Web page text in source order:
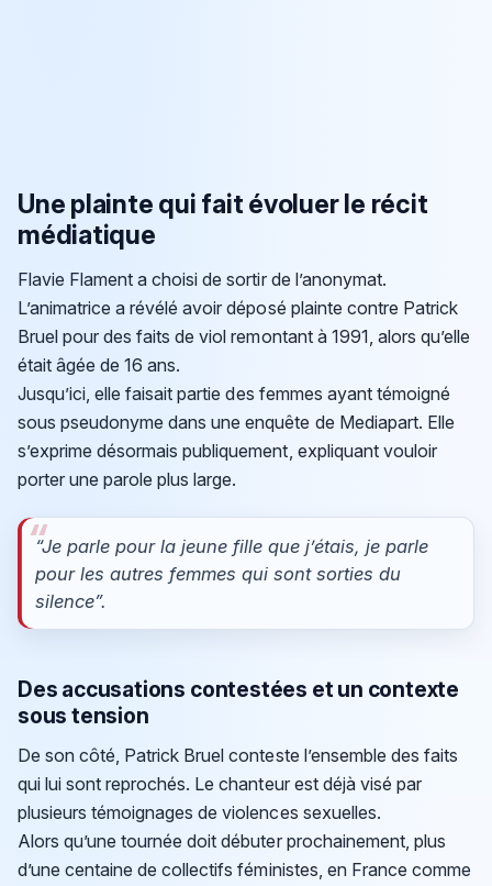
Une plainte qui fait évoluer le récit
médiatique
Flavie Flament a choisi de sortir de l’anonymat.
L’animatrice a révélé avoir déposé plainte contre Patrick
Bruel pour des faits de viol remontant à 1991, alors qu’elle
était âgée de 16 ans.
Jusqu’ici, elle faisait partie des femmes ayant témoigné
sous pseudonyme dans une enquête de Mediapart. Elle
s’exprime désormais publiquement, expliquant vouloir
porter une parole plus large.
“Je parle pour la jeune fille que j’étais, je parle
pour les autres femmes qui sont sorties du
silence”.
Des accusations contestées et un contexte
sous tension
De son côté, Patrick Bruel conteste l’ensemble des faits
qui lui sont reprochés. Le chanteur est déjà visé par
plusieurs témoignages de violences sexuelles.
Alors qu’une tournée doit débuter prochainement, plus
d’une centaine de collectifs féministes, en France comme